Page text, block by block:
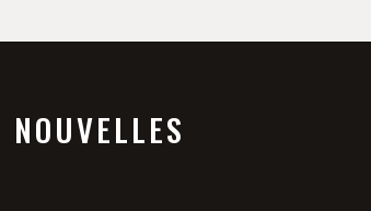
NOUVELLES